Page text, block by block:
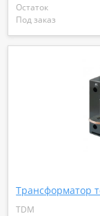
Остаток
Под заказ
Трансформатор
TDM